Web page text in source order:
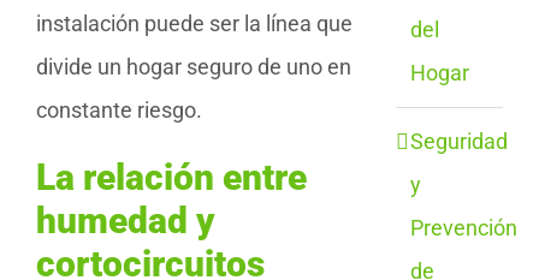
instalación puede ser la línea que
divide un hogar seguro de uno en
constante riesgo.
La relación entre
humedad y
cortocircuitos
del
Hogar
Seguridad
y
Prevención
de